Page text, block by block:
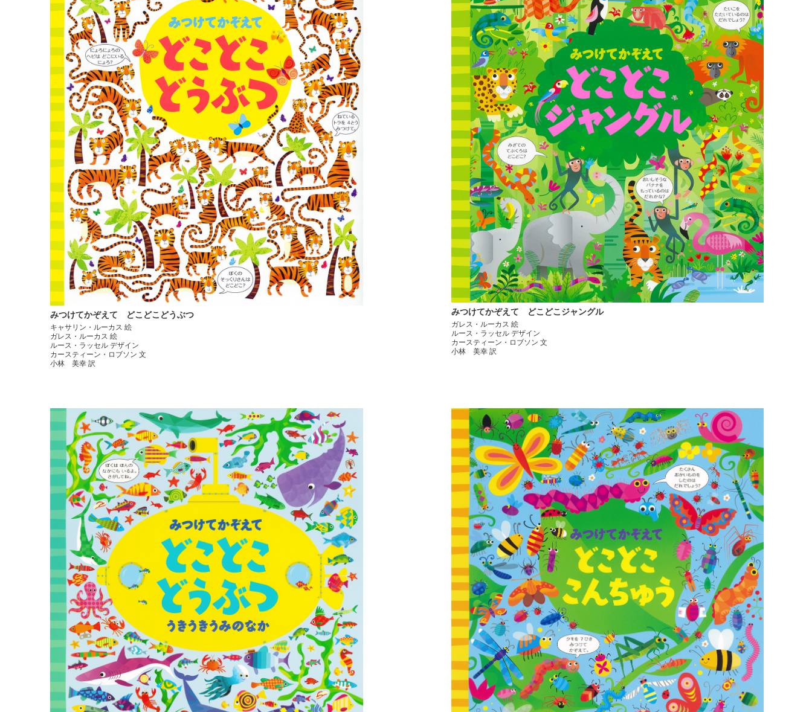
みつけてかぞえて どこどこどうぶつ
キャサリン・ルーカス 絵
ガレス・ルーカス 絵
ルース・ラッセル デザイン
カースティーン・ロブソン 文
小林 美幸 訳
みつけてかぞえて どこどこジャングル
ガレス・ルーカス 絵
ルース・ラッセル デザイン
カースティーン・ロブソン 文
小林 美幸 訳